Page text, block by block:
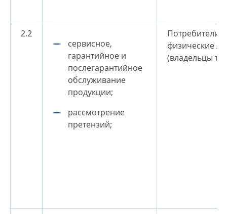
2.2
cервисное,
гарантийное и
послегарантийное
обслуживание
продукции;
рассмотрение
претензий;
Потребители
физические
(владельцы